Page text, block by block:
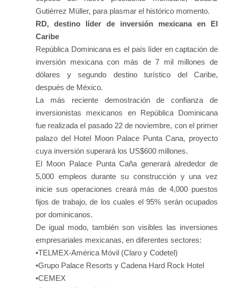
Gutiérrez Müller, para plasmar el histórico momento.
RD, destino líder de inversión mexicana en El
Caribe
República Dominicana es el país líder en captación de
inversión mexicana con más de 7 mil millones de
dólares y segundo destino turístico del Caribe,
después de México.
La más reciente demostración de confianza de
inversionistas mexicanos en República Dominicana
fue realizada el pasado 22 de noviembre, con el primer
palazo del Hotel Moon Palace Punta Cana, proyecto
cuya inversión superará los US$600 millones.
El Moon Palace Punta Caña generará alrededor de
5,000 empleos durante su construcción y una vez
inicie sus operaciones creará más de 4,000 puestos
fijos de trabajo, de los cuales el 95% serán ocupados
por dominicanos.
De igual modo, también son visibles las inversiones
empresariales mexicanas, en diferentes sectores:
•TELMEX-América Móvil (Claro y Codetel)
•Grupo Palace Resorts y Cadena Hard Rock Hotel
•CEMEX